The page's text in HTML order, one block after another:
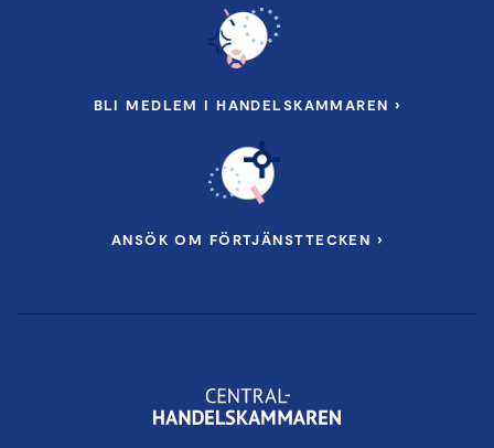
BLI MEDLEM I HANDELSKAMMAREN ›
ANSÖK OM FÖRTJÄNSTTECKEN ›